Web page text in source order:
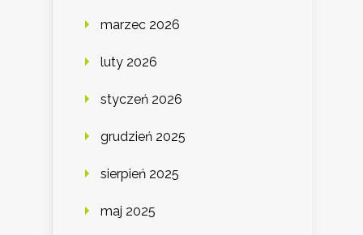
marzec 2026
luty 2026
styczeń 2026
grudzień 2025
sierpień 2025
maj 2025